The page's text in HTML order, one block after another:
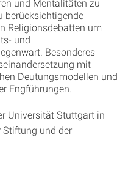
und Mentalitäten zu
berücksichtigende
Religionsdebatten um
und
Besonderes
mit
Deutungsmodellen und
Engführungen.
Universität Stuttgart in
Stiftung und der